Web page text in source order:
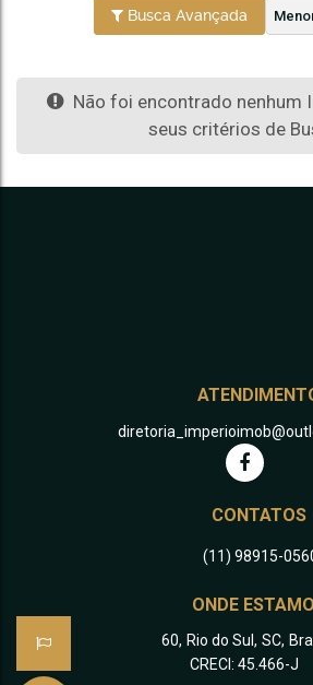
Busca Avançada
Não foi encontrado nenhum
seus critérios de
CONTATOS
(11) 98915-
ONDE
60, Rio do Sul , SC,
CRECI: 45.466-J